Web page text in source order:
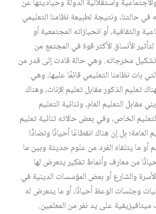
واستقلالية الدولة وحياديتها عن
في حالتنا، ونتيجة لطبيعة نظامنا التعليمي
والثقافية، أو انحيازاته المجتمعية أو
الأنساق الأكثر قوة في المجتمع من
مخرجاته. وهي حالة قادت إلى قدر من
التي بات نظامنا التعليمي قائمًا عليها، وهي
تعليم الذكور مقابل تعليم الإناث، وهناك
مقابل التعليم العام، وثنائية التعليم
الخاص، وفي بعض حالاته ثنائية تعليم
العامة؛ بل إن هناك انقطاعًا أحيانًا وتضادًّا
أو ما يتلقاه الفرد من علوم حديثة وبين ما
من معارف وأنماط تفكير يتعرض لها
والشارع أو بعض المؤسسات الدينية في
وجلسات الوعظ أحيانًا، أو ما يتعرض له
على يد نفر من المعلمين.